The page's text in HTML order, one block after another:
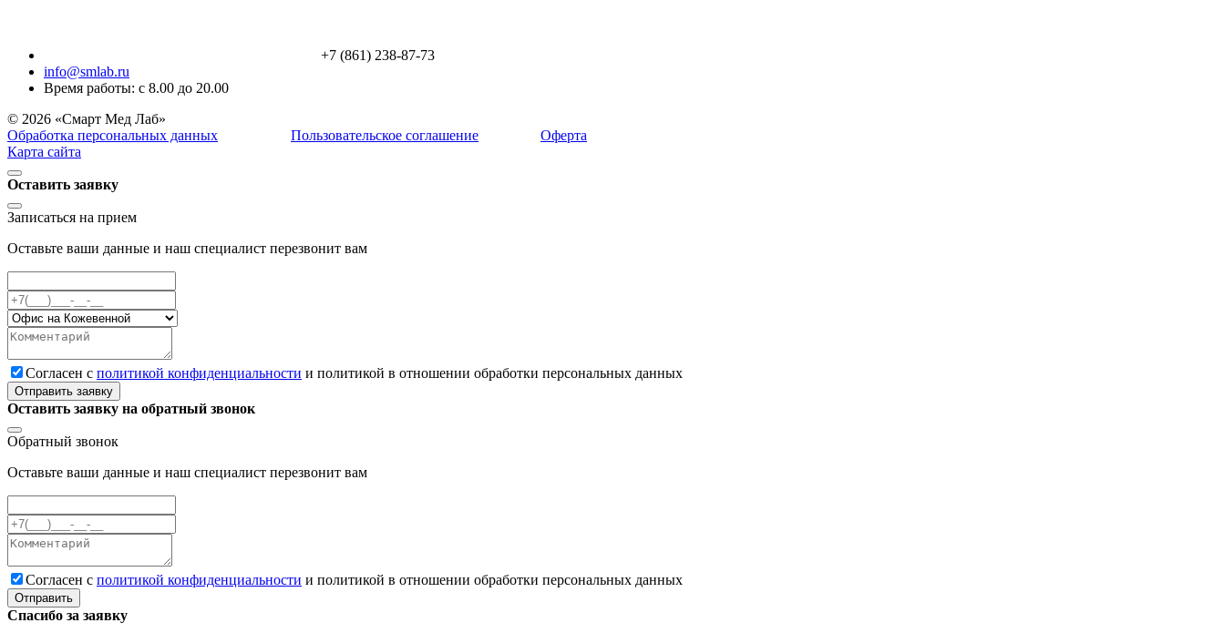
+7 (861) 238-87-73
info@smlab.ru
Время работы: с 8.00 до 20.00
© 2026 «Смарт Мед Лаб»
Обработка персональных данных
Пользовательское соглашение
Оферта
Карта сайта
Оставить заявку
Записаться на прием
Оставьте ваши данные и наш специалист перезвонит вам
Cогласен с политикой конфиденциальности и политикой в отношении обработки персональных данных
Отправить заявку
Оставить заявку на обратный звонок
Обратный звонок
Оставьте ваши данные и наш специалист перезвонит вам
Cогласен с политикой конфиденциальности и политикой в отношении обработки персональных данных
Отправить
Спасибо за заявку